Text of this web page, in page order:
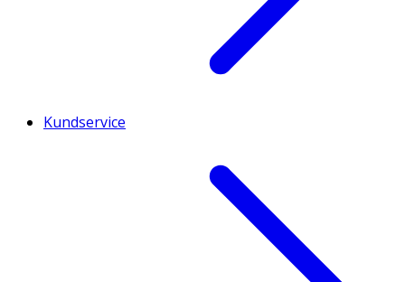
Kundservice